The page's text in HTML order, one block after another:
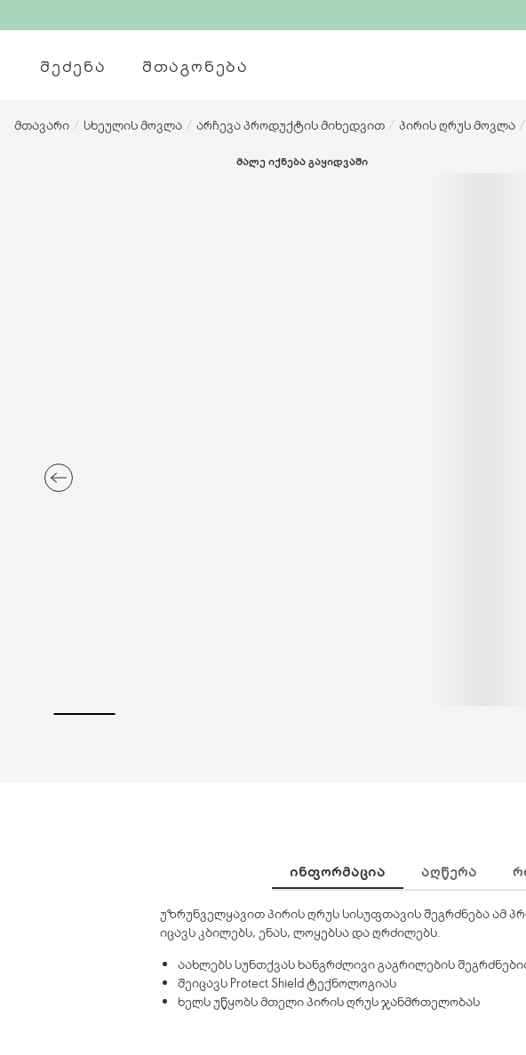
ᲨᲔᲫᲔᲜᲐ ᲨᲗᲐᲒᲝᲜᲔᲑᲐ
მთავარი / სხეულის მოვლა / არჩევა პროდუქტის მიხედვით / პირის ღრუს მოვლა /
ᲛᲐᲚᲔ ᲘᲥᲜᲔᲑᲐ ᲒᲐᲧᲘᲓᲕᲐᲨᲘ
ᲘᲜᲤᲝᲠᲛᲐᲪᲘᲐ ᲐᲦᲬᲔᲠᲐ
უზრუნველყავით პირის ღრუს სისუფთავის შეგრძნება ამ
იცავს კბილებს, ენას, ლოყებსა და ღრძილებს.
აახლებს სუნთქვას ხანგრძლივი გაგრილების
შეიცავს Protect Shield ტექნოლოგიას
ხელს უწყობს მთელი პირის ღრუს ჯანმრთელობას